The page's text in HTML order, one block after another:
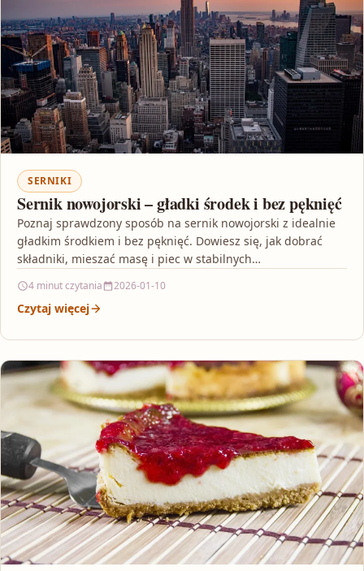
SERNIKI
Sernik nowojorski – gładki środek i bez pęknięć
Poznaj sprawdzony sposób na sernik nowojorski z idealnie
gładkim środkiem i bez pęknięć. Dowiesz się, jak dobrać
składniki, mieszać masę i piec w stabilnych…
4 minut czytania 2026-01-10
Czytaj więcej